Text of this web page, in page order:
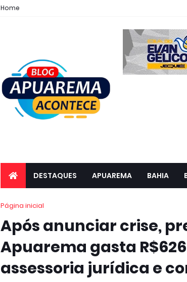
Home
DESTAQUES APUAREMA BAHIA
Página inicial
Após anunciar crise,
Apuarema gasta
assessoria jurídica e